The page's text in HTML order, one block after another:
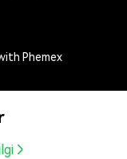
Phemex